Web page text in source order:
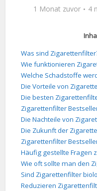
1 Monat zuvor 4
Was sind
Wie funktionieren
Welche Schadstoffe
Die Vorteile von
Die besten
Zigarettenfilter
Die Nachteile von
Die Zukunft der
Zigarettenfilter
Häufig gestellte Fragen
Wie oft sollte man den
Sind Zigarettenfilter
Reduzieren